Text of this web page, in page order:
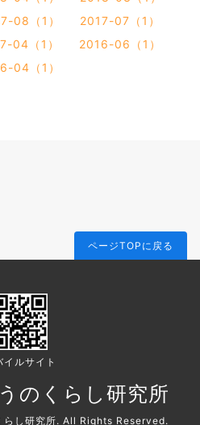
08（1）
2017-07（1）
04（1）
2016-06（1）
04（1）
ページTOPに戻る
イルサイト
のくらし研究所
らし研究所. All Rights Reserved.